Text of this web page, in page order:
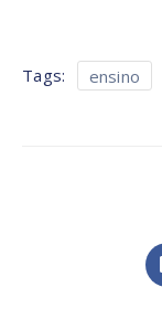
Tags: ensino